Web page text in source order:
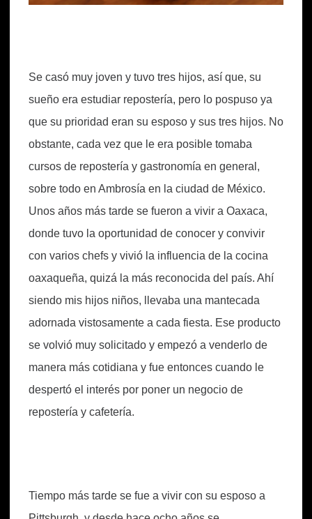
Se casó muy joven y tuvo tres hijos, así que, su
sueño era estudiar repostería, pero lo pospuso ya
que su prioridad eran su esposo y sus tres hijos. No
obstante, cada vez que le era posible tomaba
cursos de repostería y gastronomía en general,
sobre todo en Ambrosía en la ciudad de México.
Unos años más tarde se fueron a vivir a Oaxaca,
donde tuvo la oportunidad de conocer y convivir
con varios chefs y vivió la influencia de la cocina
oaxaqueña, quizá la más reconocida del país. Ahí
siendo mis hijos niños, llevaba una mantecada
adornada vistosamente a cada fiesta. Ese producto
se volvió muy solicitado y empezó a venderlo de
manera más cotidiana y fue entonces cuando le
despertó el interés por poner un negocio de
repostería y cafetería.
Tiempo más tarde se fue a vivir con su esposo a